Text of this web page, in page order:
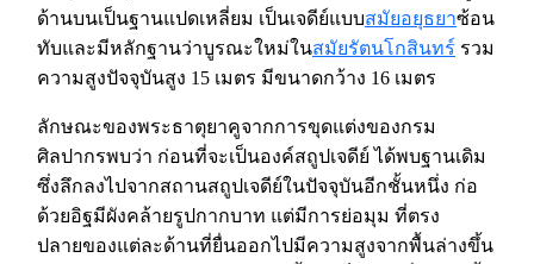
ด้านบนเป็นฐานแปดเหลี่ยม เป็นเจดีย์แบบสมัยอยุธยาซ้อน
ทับและมีหลักฐานว่าบูรณะใหม่ในสมัยรัตนโกสินทร์ รวม
ความสูงปัจจุบันสูง 15 เมตร มีขนาดกว้าง 16 เมตร
ลักษณะของพระธาตุยาคูจากการขุดแต่งของกรม
ศิลปากรพบว่า ก่อนที่จะเป็นองค์สถูปเจดีย์ ได้พบฐานเดิม
ซึ่งลึกลงไปจากสถานสถูปเจดีย์ในปัจจุบันอีกชั้นหนึ่ง ก่อ
ด้วยอิฐมีผังคล้ายรูปกากบาท แต่มีการย่อมุม ที่ตรง
ปลายของแต่ละด้านที่ยื่นออกไปมีความสูงจากพื้นล่างขึ้น